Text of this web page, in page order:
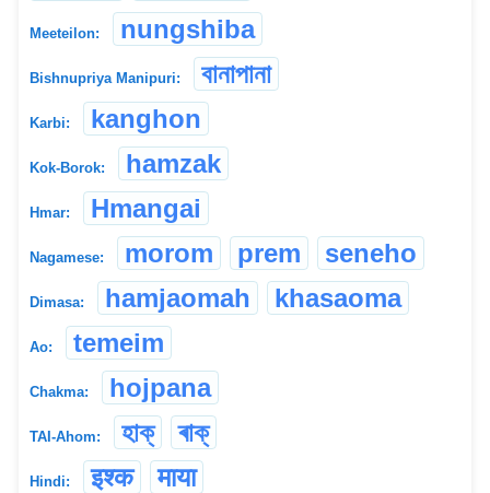
Meeteilon: nungshiba
Bishnupriya Manipuri: বানাপানা
Karbi: kanghon
Kok-Borok: hamzak
Hmar: Hmangai
Nagamese: morom prem seneho
Dimasa: hamjaomah khasaoma
Ao: temeim
Chakma: hojpana
TAI-Ahom: হাক্ ৰাক্
Hindi: इश्क माया